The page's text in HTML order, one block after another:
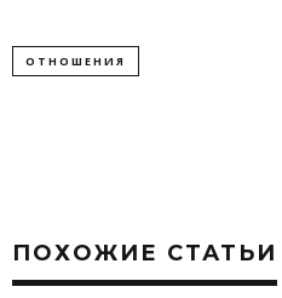
ОТНОШЕНИЯ
ПОХОЖИЕ СТАТЬИ